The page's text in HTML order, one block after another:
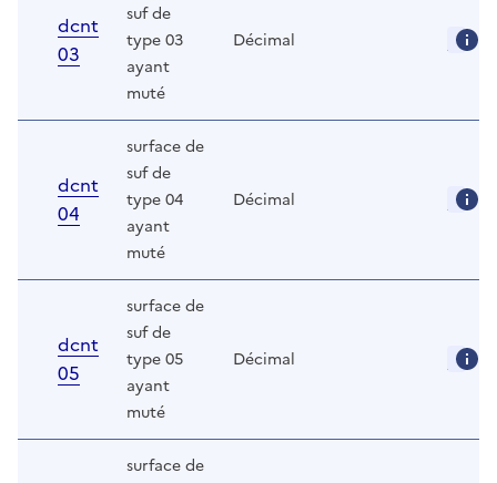
dcnt
03
suf de
type 03
ayant
muté
Décimal
dcnt
04
surface de
suf de
type 04
ayant
muté
Décimal
dcnt
05
surface de
suf de
type 05
ayant
muté
Décimal
surface de